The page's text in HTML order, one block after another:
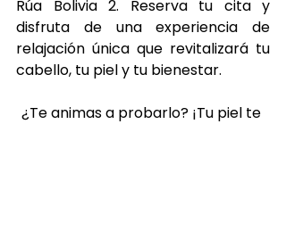
Rúa Bolivia 2. Reserva tu cita y
disfruta de una experiencia de
relajación única que revitalizará tu
cabello, tu piel y tu bienestar.
¿Te animas a probarlo? ¡Tu piel te